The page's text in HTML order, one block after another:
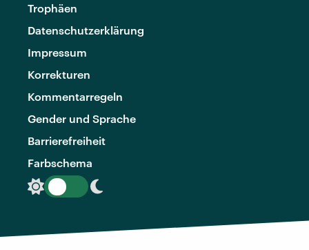
Trophäen
Datenschutzerklärung
Impressum
Korrekturen
Kommentarregeln
Gender und Sprache
Barrierefreiheit
Farbschema